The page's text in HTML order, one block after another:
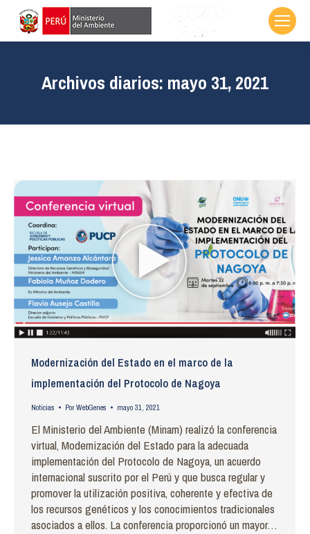
Archivos diarios: mayo 31, 2021
Modernización del Estado en el marco de la
implementación del Protocolo de Nagoya
Noticias PorWebGenes mayo 31, 2021
El Ministerio del Ambiente (Minam) realizó la conferencia
virtual, Modernización del Estado para la adecuada
implementación del Protocolo de Nagoya, un acuerdo
internacional suscrito por el Perú y que busca regular y
promover la utilización positiva, coherente y efectiva de
los recursos genéticos y los conocimientos tradicionales
asociados a ellos. La conferencia proporcionó un mayor…